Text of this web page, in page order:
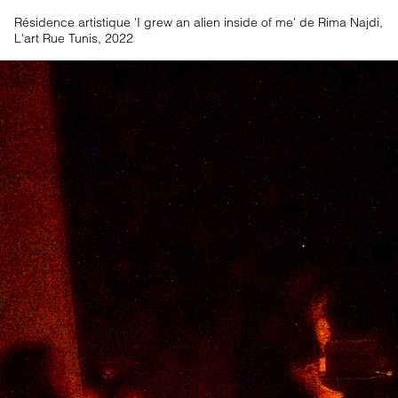
Résidence artistique 'I grew an alien inside of me' de Rima Najdi,
L'art Rue Tunis, 2022